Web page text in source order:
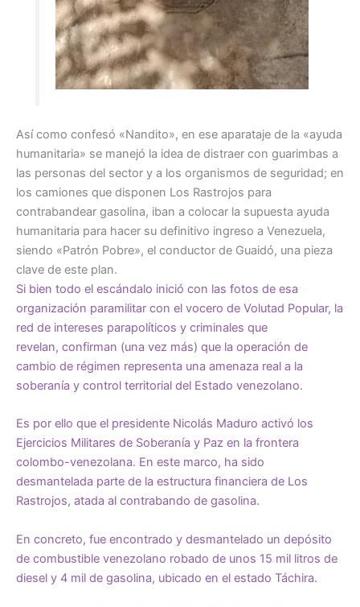
Así como confesó «Nandito», en ese aparataje de la «ayuda
humanitaria» se manejó la idea de distraer con guarimbas a
las personas del sector y a los organismos de seguridad; en
los camiones que disponen Los Rastrojos para
contrabandear gasolina, iban a colocar la supuesta ayuda
humanitaria para hacer su definitivo ingreso a Venezuela,
siendo «Patrón Pobre», el conductor de Guaidó, una pieza
clave de este plan.
Si bien todo el escándalo inició con las fotos de esa
organización paramilitar con el vocero de Volutad Popular, la
red de intereses parapolíticos y criminales que
revelan, confirman (una vez más) que la operación de
cambio de régimen representa una amenaza real a la
soberanía y control territorial del Estado venezolano.
Es por ello que el presidente Nicolás Maduro activó los
Ejercicios Militares de Soberanía y Paz en la frontera
colombo-venezolana. En este marco, ha sido
desmantelada parte de la estructura financiera de Los
Rastrojos, atada al contrabando de gasolina.
En concreto, fue encontrado y desmantelado un depósito
de combustible venezolano robado de unos 15 mil litros de
diesel y 4 mil de gasolina, ubicado en el estado Táchira.